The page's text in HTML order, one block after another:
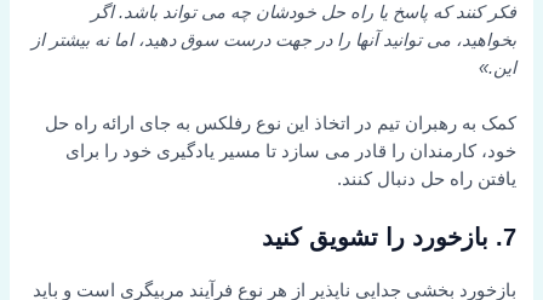
فکر کنند که پاسخ یا راه حل خودشان چه می تواند باشد. اگر
بخواهید، می توانید آنها را در جهت درست سوق دهید، اما نه بیشتر از
این.»
کمک به رهبران تیم در اتخاذ این نوع رفلکس به جای ارائه راه حل
خود، کارمندان را قادر می سازد تا مسیر یادگیری خود را برای
یافتن راه حل دنبال کنند.
7. بازخورد را تشویق کنید
بازخورد بخشی جدایی ناپذیر از هر نوع فرآیند مربیگری است و باید